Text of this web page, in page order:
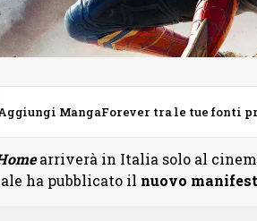
MangaForever tra le tue fonti
arriverà in Italia solo al
ha pubblicato il nuovo